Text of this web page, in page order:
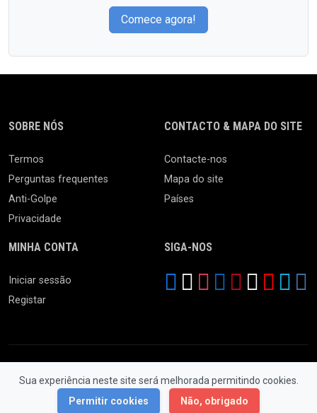
Comece agora!
Sua experiência neste site será melhorada permitindo cookies.
Permitir cookies
Não, obrigado
SOBRE NÓS
Termos
Perguntas frequentes
Anti-Golpe
Privacidade
CONTACTO & MAPA DO SITE
Contacte-nos
Mapa do site
Países
MINHA CONTA
Iniciar sessão
Registar
SIGA-NOS
© 2026 Feira da Ladra. Todos os Direitos Reservados.